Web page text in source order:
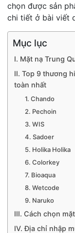
chọn được sản
chi tiết ở bài viết
Mục lục
I. Mặt nạ Trung
II. Top 9 thương
toàn nhất
1. Chando
2. Pechoin
3. WIS
4. Sadoer
5. Holika Holika
6. Colorkey
7. Bioaqua
8. Wetcode
9. Naruko
III. Cách chọn
IV. Địa chỉ nhập